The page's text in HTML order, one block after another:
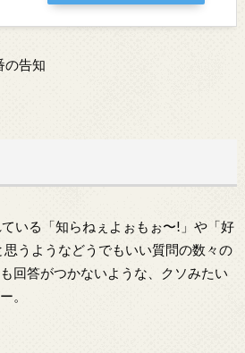
の告知
いる「知らねぇよぉもぉ〜!」や「好
うようなどうでもいい質問の数々の
回答がつかないような、クソみたい
。